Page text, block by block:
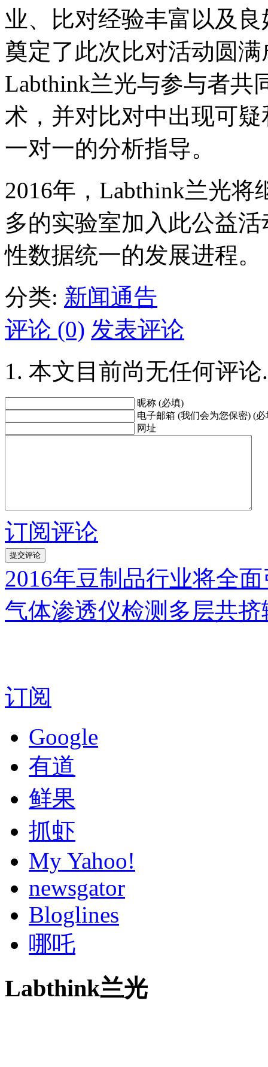
业、比对经验丰富以及
奠定了此次比对活动圆
Labthink兰光与参与者共
术，并对比对中出现可
一对一的分析指导。
2016年，Labthink兰光
多的实验室加入此公益
性数据统一的发展进程。
分类: 新闻通告
评论 (0) 发表评论
本文目前尚无任何评论.
昵称 (必填)
电子邮箱 (我们会为您保密) (必
网址
订阅评论
2016年豆制品行业将全
气体渗透仪检测多层共
订阅
Google
有道
鲜果
抓虾
My Yahoo!
newsgator
Bloglines
哪吒
Labthink兰光